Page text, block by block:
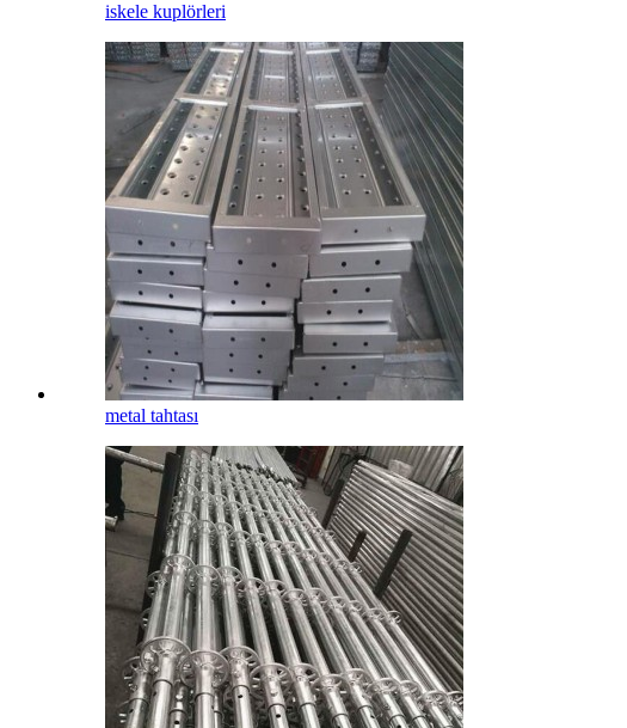
iskele kuplörleri
metal tahtası